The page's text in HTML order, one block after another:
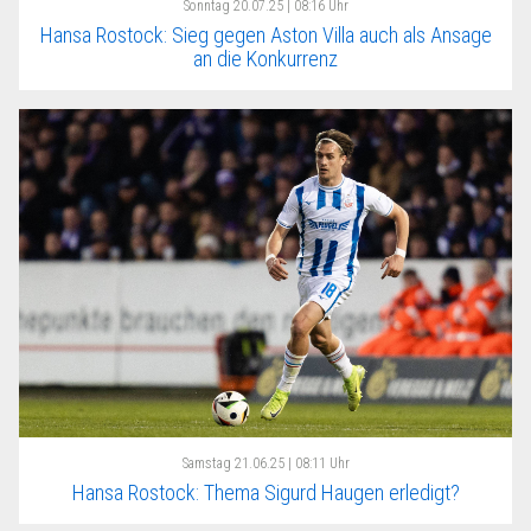
Sonntag 20.07.25 | 08:16 Uhr
Hansa Rostock: Sieg gegen Aston Villa auch als Ansage
an die Konkurrenz
Samstag 21.06.25 | 08:11 Uhr
Hansa Rostock: Thema Sigurd Haugen erledigt?